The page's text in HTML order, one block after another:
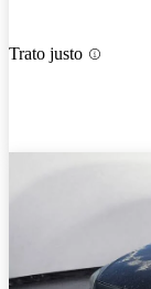
Trato justo